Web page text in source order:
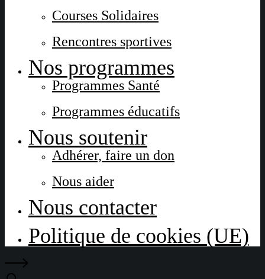
Courses Solidaires
Rencontres sportives
Nos programmes
Programmes Santé
Programmes éducatifs
Nous soutenir
Adhérer, faire un don
Nous aider
Nous contacter
Politique de cookies (UE)